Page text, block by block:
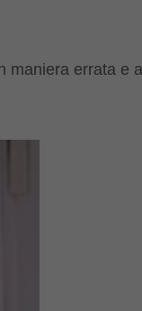
maniera errata e a